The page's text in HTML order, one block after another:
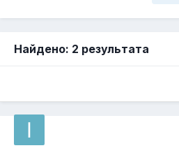
Найдено: 2 результата